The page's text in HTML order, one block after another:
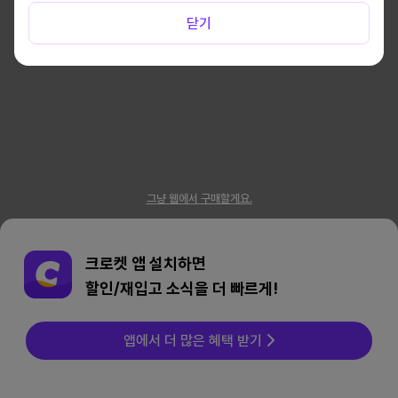
그냥 웹에서 구매할게요.
크로켓 앱 설치하면
할인/재입고 소식을 더 빠르게!
앱에서 더 많은 혜택 받기
닫기